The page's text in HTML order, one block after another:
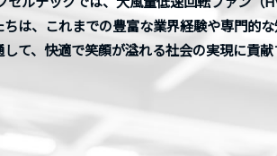
ちは、これまでの豊富な業界経験や専門的
て、快適で笑顔が溢れる社会の実現に貢